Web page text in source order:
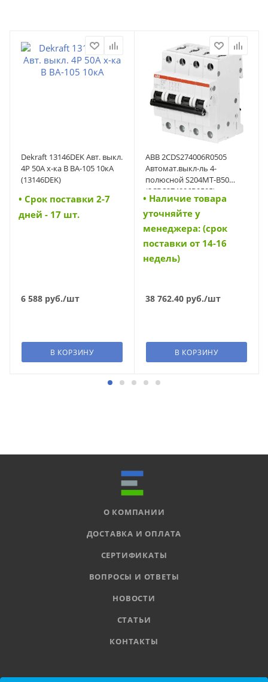
Dekraft 13146DEK Авт. выкл.
4P 50A х-ка B ВА-105 10кА
(13146DEK)
• Cрок поставки 2-7
дней - 17 шт.
6 588 руб./шт
В КОРЗИНУ
ABB 2CDS274006R0505
Автомат.выкл-ль 4-
полюсной S204MT-B50
(2CDS274006R0505)
• Наличие товара
уточняйте у
менеджера: (срок
поставки от 14-16
недель)
38 762.40 руб./шт
В КОРЗИНУ
О КОМПАНИИ
ДОСТАВКА И ОПЛАТА
СЕРТИФИКАТЫ
ВОПРОСЫ И ОТВЕТЫ
НОВОСТИ
СТАТЬИ
КОНТАКТЫ